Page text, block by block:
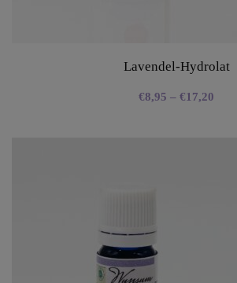
Lavendel-Hydrolat
€8,95 – €17,20